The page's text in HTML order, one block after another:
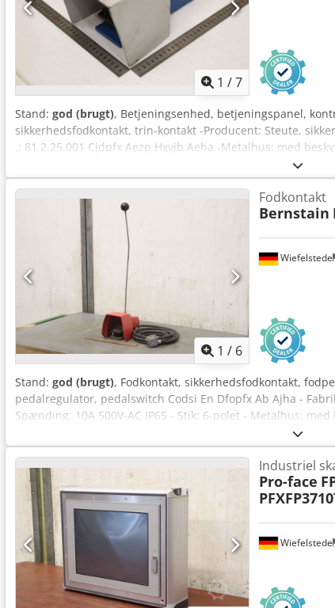
1 /7
Stand: god (brugt), Betjeningsenhed, betjeningspanel,
sikkerhedsfodkontakt, trin-kontakt -Producent: Steute,
.: 81.2.25.001 Cjdpfx Aezp Hxvjb Aeha -Metalhus: med
1 / 6
Wiefelstede
Fodkontakt
Bernstain
Stand: god (brugt), Fodkontakt, sikkerhedsfodkontakt,
pedalregulator, pedalswitch Codsi En Dfopfx Ab Ajha -
Spænding: 10A 500V-AC IP65 - Stik: 6-polet - Metalhus:
Wiefelstede
Industriel
Pro-face